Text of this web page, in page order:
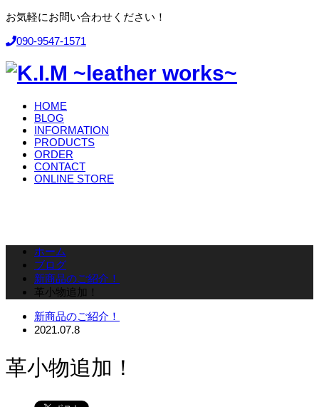
お気軽にお問い合わせください！
090-9547-1571
HOME
BLOG
INFORMATION
PRODUCTS
ORDER
CONTACT
ONLINE STORE
ホーム
ブログ
新商品のご紹介！
革小物追加！
新商品のご紹介！
2021.07.8
革小物追加！